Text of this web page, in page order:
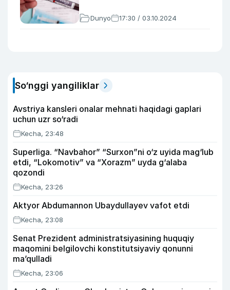
Dunyo 17:30 / 03.10.2024
So‘nggi yangiliklar
Avstriya kansleri onalar mehnati haqidagi gaplari
uchun uzr so‘radi
Kecha, 23:48
Superliga. “Navbahor” “Surxon”ni o‘z uyida mag‘lub
etdi, “Lokomotiv” va “Xorazm” uyda g‘alaba
qozondi
Kecha, 23:26
Aktyor Abdu­mannon Ubaydullayev vafot etdi
Kecha, 23:08
Senat Prezident administratsiyasining huquqiy
maqomini belgilovchi konstitutsiyaviy qonunni
ma’qulladi
Kecha, 23:06